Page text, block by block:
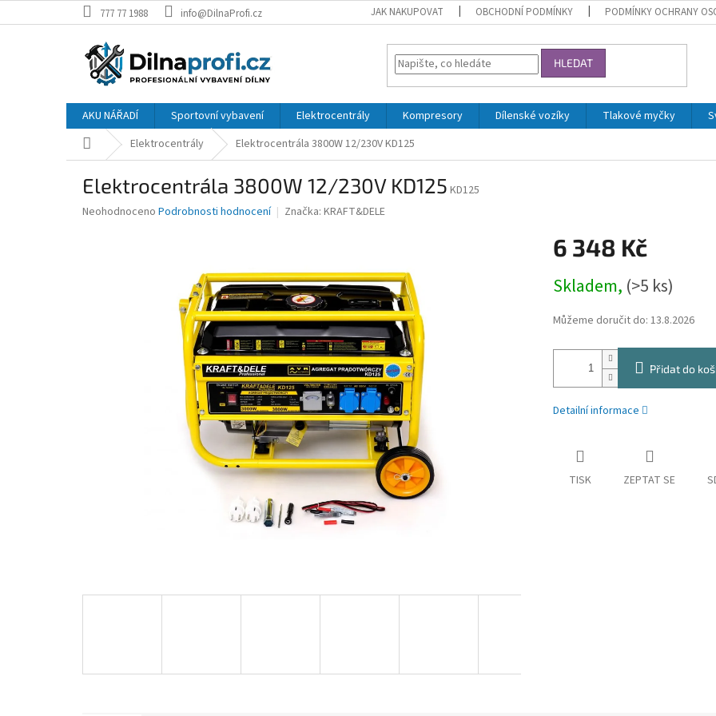
na
777 77 1988 info@DilnaProfi.cz JAK NAKUPOVAT OBCHODNÍ PODMÍNKY PODMÍNKY OCHRANY
HLEDAT
AKU NÁŘADÍ Sportovní vybavení Elektrocentrály Kompresory Dílenské vozíky Tlakové myčky
Domů Elektrocentrály Elektrocentrála 3800W 12/230V KD125
Elektrocentrála 3800W 12/230V KD125 KD125
Průměrné
Neohodnoceno Podrobnosti hodnocení Značka: KRAFT&DELE
6 348 Kč
cena:
Skladem, (>5 ks)
Můžeme doručit do: 13.8.2026
Přidat do
Detailní informace
TISK ZEPTAT SE